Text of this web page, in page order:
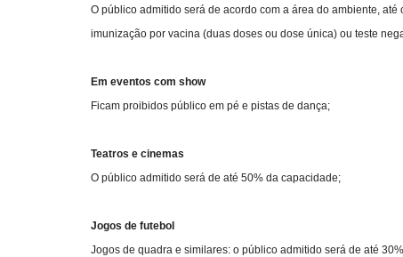
O público admitido será de acordo com a área do ambiente,
imunização por vacina (duas doses ou dose única) ou teste
Em eventos com show
Ficam proibidos público em pé e pistas de dança;
Teatros e cinemas
O público admitido será de até 50% da capacidade;
Jogos de futebol
Jogos de quadra e similares: o público admitido será de até